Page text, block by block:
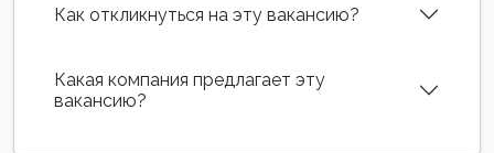
Как откликнуться на эту вакансию?
Какая компания предлагает эту
вакансию?